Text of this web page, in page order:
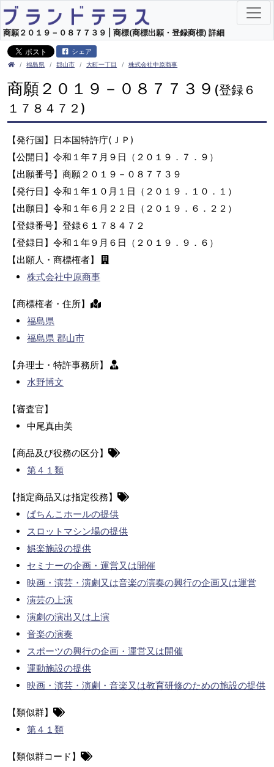
商願２０１９－０８７７３９ | 商標(商標出願・登録商標) 詳細
シェア
福島県 郡山市 大町一丁目 株式会社中原商事
商願２０１９－０８７７３９ (登録６
１７８４７２)
【発行国】日本国特許庁(ＪＰ)
【公開日】令和１年７月９日（２０１９．７．９）
【出願番号】商願２０１９－０８７７３９
【発行日】令和１年１０月１日（２０１９．１０．１）
【出願日】令和１年６月２２日（２０１９．６．２２）
【登録番号】登録６１７８４７２
【登録日】令和１年９月６日（２０１９．９．６）
【出願人・商標権者】
株式会社中原商事
【商標権者・住所】
福島県
福島県 郡山市
【弁理士・特許事務所】
水野博文
【審査官】
中尾真由美
【商品及び役務の区分】
第４１類
【指定商品又は指定役務】
ぱちんこホールの提供
スロットマシン場の提供
娯楽施設の提供
セミナーの企画・運営又は開催
映画・演芸・演劇又は音楽の演奏の興行の企画又は運営
演芸の上演
演劇の演出又は上演
音楽の演奏
スポーツの興行の企画・運営又は開催
運動施設の提供
映画・演芸・演劇・音楽又は教育研修のための施設の提供
【類似群】
第４１類
【類似群コード】